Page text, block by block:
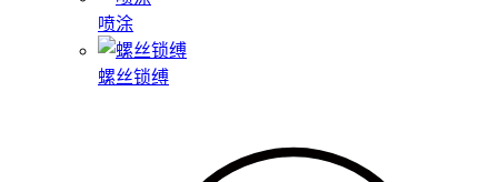
喷涂
螺丝锁缚